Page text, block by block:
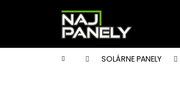
Domov SOLÁRNE PANELY
í
Späť
do
Späť
do